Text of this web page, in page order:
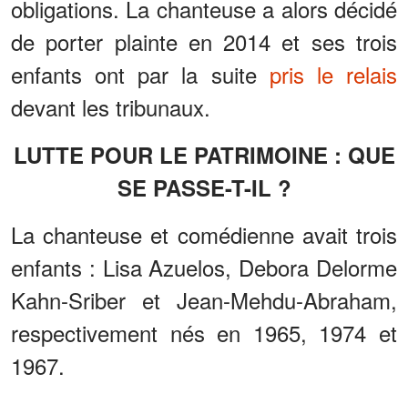
obligations. La chanteuse a alors décidé
de porter plainte en 2014 et ses trois
enfants ont par la suite pris le relais
devant les tribunaux.
LUTTE POUR LE PATRIMOINE : QUE
SE PASSE-T-IL ?
La chanteuse et comédienne avait trois
enfants : Lisa Azuelos, Debora Delorme
Kahn-Sriber et Jean-Mehdu-Abraham,
respectivement nés en 1965, 1974 et
1967.